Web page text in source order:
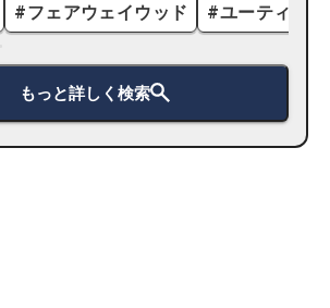
#フェアウェイウッド #ユーティリ
もっと詳しく検索